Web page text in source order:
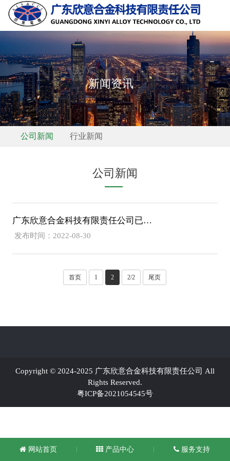
NEWS CENTER
新闻资讯
公司新闻 行业新闻
公司新闻
广东欣意合金科技有限责任公司已经入库《国家电网公司新一代（2.0）电子商务平台》
发布时间：2022-08-30
首页 1 2 2/2 尾页
Copyright © 2024-2025 广东欣意合金科技有限责任公司 All
Rights Reserved.
粤ICP备2021054545号
网站首页 产品中心 服务支持